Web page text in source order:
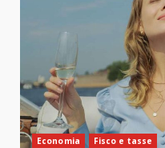
Economia Fisco e tasse